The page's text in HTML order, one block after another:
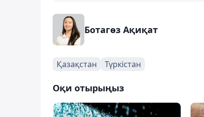
Ботагөз Ақиқат
Қазақстан Түркістан
Оқи отырыңыз